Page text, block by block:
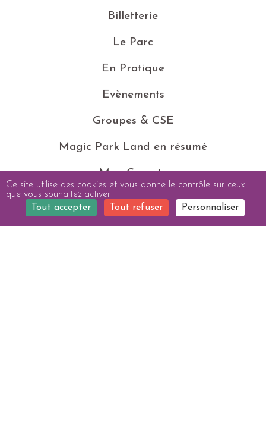
Billetterie
Le Parc
En Pratique
Evènements
Groupes & CSE
Magic Park Land en résumé
Mon Compte
Venir
Avis
Ce site utilise des cookies et vous donne le contrôle sur ceux
que vous souhaitez activer
Tout accepter
Tout refuser Personnaliser